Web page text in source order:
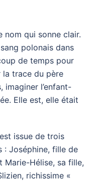
nom qui sonne clair.
polonais dans
de temps pour
la trace du père
imaginer l’enfant-
Elle est, elle était
issue de trois
: Joséphine, fille de
Marie-Hélise, sa fille,
richissime «